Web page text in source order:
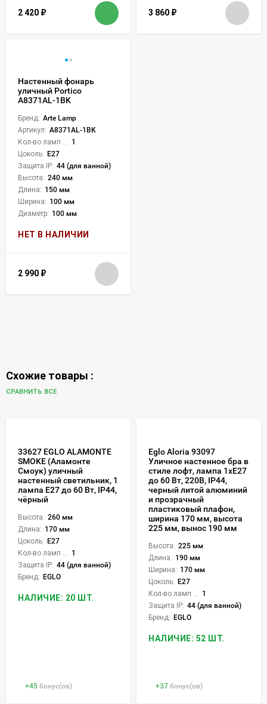
2 420 ₽ 3 860 ₽
Настенный фонарь
уличный Portico
A8371AL-1BK
Бренд: Arte Lamp
Артикул: A8371AL-1BK
1
Цоколь: E27
Защита IP: 44 (для ванной)
Высота: 240 мм
Длина: 150 мм
Ширина: 100 мм
Диаметр: 100 мм
НЕТ В НАЛИЧИИ
2 990 ₽
Схожие товары :
СРАВНИТЬ ВСЕ
33627 EGLO ALAMONTE
SMOKE (Аламонте
Смоук) уличный
настенный светильник, 1
лампа E27 до 60 Вт, IP44,
чёрный
Высота: 260 мм
Длина: 170 мм
Цоколь: E27
1
Защита IP: 44 (для ванной)
Бренд: EGLO
НАЛИЧИЕ: 20 ШТ.
+45 бонус(ов)
Eglo Aloria 93097
Уличное настенное бра в
стиле лофт, лампа 1xE27
до 60 Вт, 220В, IP44,
черный литой алюминий
и прозрачный
пластиковый плафон,
ширина 170 мм, высота
225 мм, вынос 190 мм
Высота: 225 мм
Длина: 190 мм
Ширина: 170 мм
Цоколь: E27
1
Защита IP: 44 (для ванной)
Бренд: EGLO
НАЛИЧИЕ: 52 ШТ.
+37 бонус(ов)